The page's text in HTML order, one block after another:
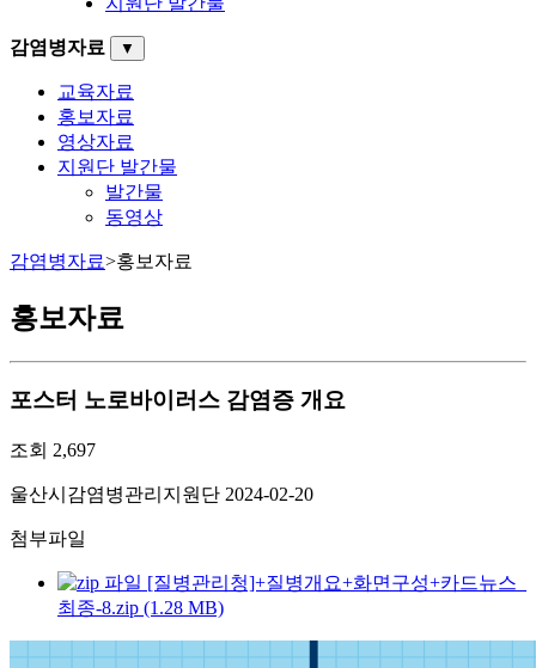
감염병자료 ▼
교육자료
홍보자료
영상자료
지원단 발간물
발간물
동영상
감염병자료>홍보자료
홍보자료
포스터 노로바이러스 감염증 개요
조회 2,697
울산시감염병관리지원단 2024-02-20
첨부파일
[질병관리청]+질병개요+화면구성+카드뉴스_
최종-8.zip (1.28 MB)